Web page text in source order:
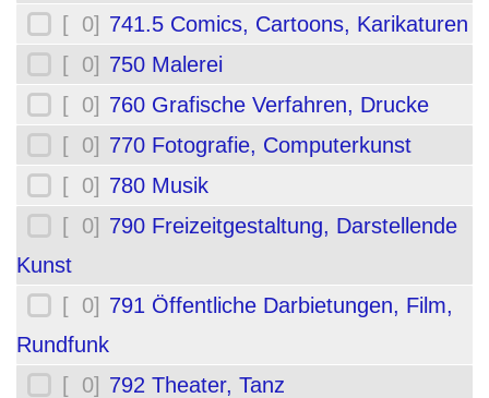
[ 0] 741.5 Comics, Cartoons, Karikaturen
[ 0] 750 Malerei
[ 0] 760 Grafische Verfahren, Drucke
[ 0] 770 Fotografie, Computerkunst
[ 0] 780 Musik
[ 0] 790 Freizeitgestaltung, Darstellende
Kunst
[ 0] 791 Öffentliche Darbietungen, Film,
Rundfunk
[ 0] 792 Theater, Tanz